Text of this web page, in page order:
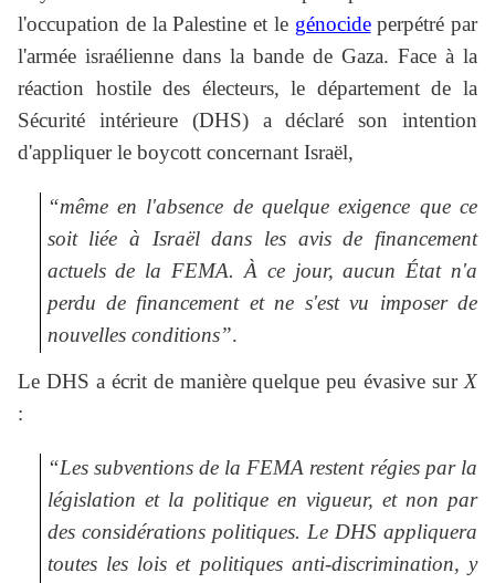
l'occupation de la Palestine et le génocideperpétré par
l'armée israélienne dans la bande de Gaza. Face à la
réaction hostile des électeurs, le département de la
Sécurité intérieure (DHS) a déclaré son intention
d'appliquer le boycott concernant Israël,
“même en l'absence de quelque exigence que ce
soit liée à Israël dans les avis de financement
actuels de la FEMA. À ce jour, aucun État n'a
perdu de financement et ne s'est vu imposer de
nouvelles conditions”.
Le DHS a écrit de manière quelque peu évasive sur X
:
“Les subventions de la FEMA restent régies par la
législation et la politique en vigueur, et non par
des considérations politiques. Le DHS appliquera
toutes les lois et politiques anti-discrimination, y